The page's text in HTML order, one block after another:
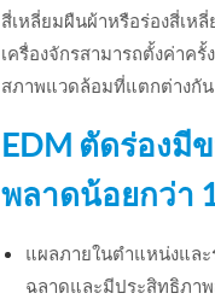
สี่เหลี่ยมผืนผ้าหรือร่องสี่เห
เครื่องจักรสามารถตั้งค่า
สภาพแวดล้อมที่แตกต่างกั
EDM ตัดร่องมี
พลาดน้อยกว่า
แผลภายในตำแหน่งแล
ฉลาดและมีประสิทธิภา